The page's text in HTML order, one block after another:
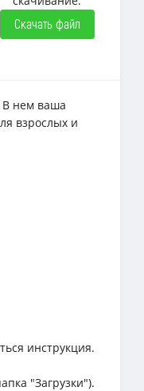
Скачать файл
В нем ваша
взрослых и
инструкция.
"Загрузки").